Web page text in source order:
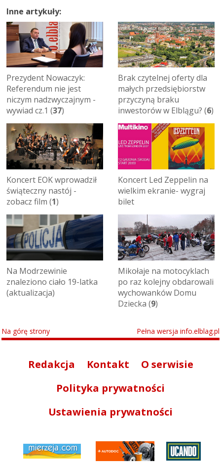
Inne artykuły:
Prezydent Nowaczyk:
Referendum nie jest
niczym nadzwyczajnym -
wywiad cz.1 (37)
Brak czytelnej oferty dla
małych przedsiębiorstw
przyczyną braku
inwestorów w Elblągu? (6)
Koncert EOK wprowadził
świąteczny nastój -
zobacz film (1)
Koncert Led Zeppelin na
wielkim ekranie- wygraj
bilet
Na Modrzewinie
znaleziono ciało 19-latka
(aktualizacja)
Mikołaje na motocyklach
po raz kolejny obdarowali
wychowanków Domu
Dziecka (9)
Na górę strony Pełna wersja info.elblag.pl
Redakcja Kontakt
O serwisie
Polityka prywatności
Ustawienia prywatności